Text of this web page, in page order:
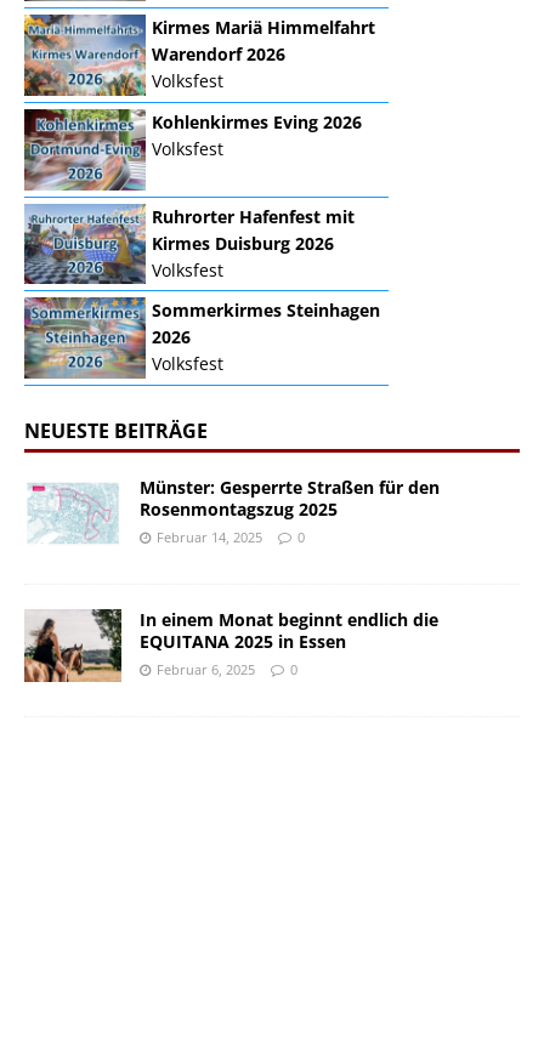
Kirmes Mariä Himmelfahrt
Warendorf 2026
Volksfest
Kohlenkirmes Eving 2026
Volksfest
Ruhrorter Hafenfest mit
Kirmes Duisburg 2026
Volksfest
Sommerkirmes Steinhagen
2026
Volksfest
NEUESTE BEITRÄGE
Münster: Gesperrte Straßen für den
Rosenmontagszug 2025
Februar 14, 2025 0
In einem Monat beginnt endlich die
EQUITANA 2025 in Essen
Februar 6, 2025 0